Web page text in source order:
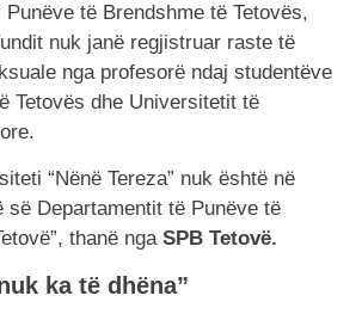
të Brendshme të Tetovës,
nuk janë regjistruar raste të
nga profesorë ndaj studentëve
Tetovës dhe Universitetit të
“Nënë Tereza” nuk është në
së Departamentit të Punëve të
thanë nga SPB Tetovë.
ka të dhëna”